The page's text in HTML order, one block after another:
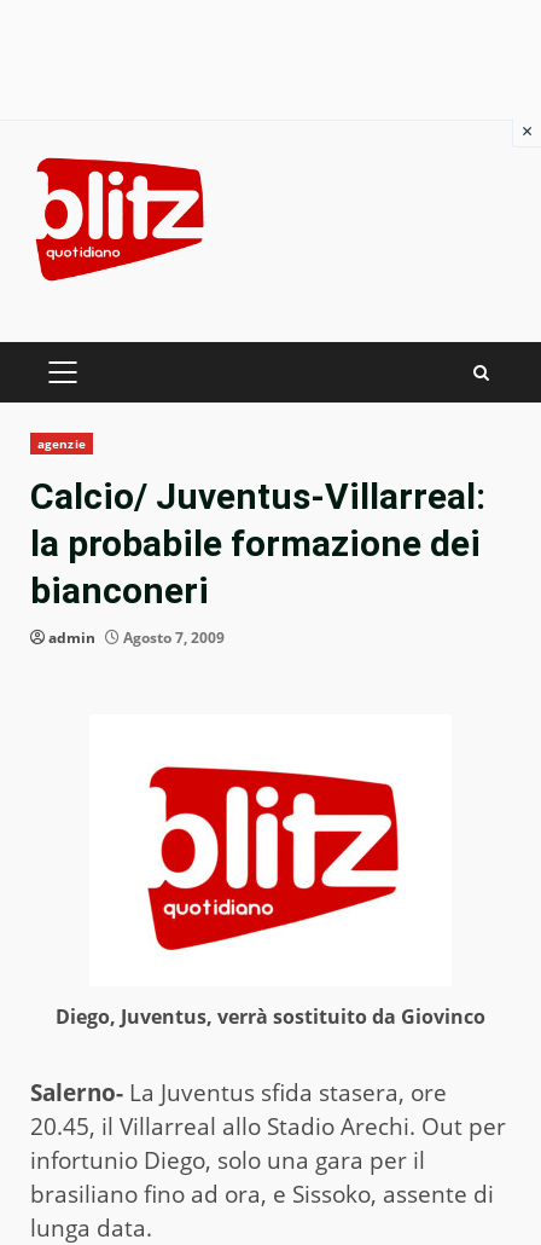
content
PRIMARY
agenzie
Calcio/ Juventus-Villarreal:
la probabile formazione dei
bianconeri
admin Agosto 7, 2009
Diego, Juventus, verrà sostituito da Giovinco
Salerno- La Juventus sfida stasera, ore
20.45, il Villarreal allo Stadio Arechi. Out per
infortunio Diego, solo una gara per il
brasiliano fino ad ora, e Sissoko, assente di
lunga data.
×